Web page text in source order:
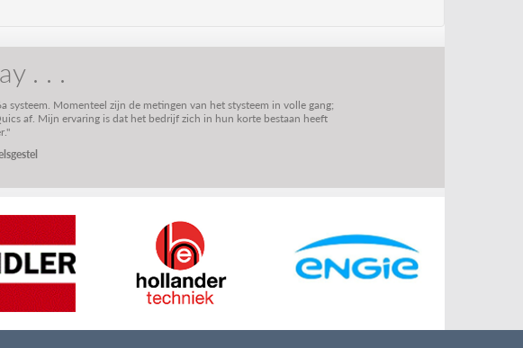
. . .
Momenteel zijn de metingen van het stysteem in volle gang;
af. Mijn ervaring is dat het bedrijf zich in hun korte bestaan heeft